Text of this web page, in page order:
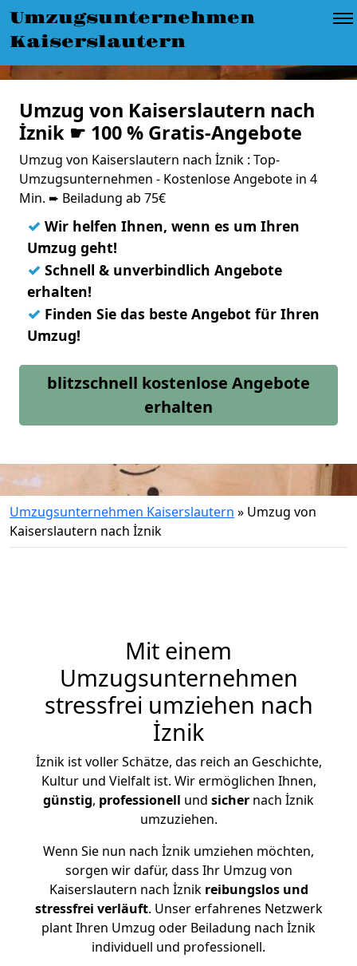
Umzugsunternehmen
Kaiserslautern
Umzug von Kaiserslautern nach
İznik ☛ 100 % Gratis-Angebote
Umzug von Kaiserslautern nach İznik : Top-
Umzugsunternehmen - Kostenlose Angebote in 4
Min. ➨ Beiladung ab 75€
✓ Wir helfen Ihnen, wenn es um Ihren
Umzug geht!
✓ Schnell & unverbindlich Angebote
erhalten!
✓ Finden Sie das beste Angebot für Ihren
Umzug!
blitzschnell kostenlose Angebote
erhalten
Umzugsunternehmen Kaiserslautern » Umzug von
Kaiserslautern nach İznik
Mit einem
Umzugsunternehmen
stressfrei umziehen nach
İznik
İznik ist voller Schätze, das reich an Geschichte,
Kultur und Vielfalt ist. Wir ermöglichen Ihnen,
günstig, professionell und sicher nach İznik
umzuziehen.
Wenn Sie nun nach İznik umziehen möchten,
sorgen wir dafür, dass Ihr Umzug von
Kaiserslautern nach İznik reibungslos und
stressfrei verläuft. Unser erfahrenes Netzwerk
plant Ihren Umzug oder Beiladung nach İznik
individuell und professionell.